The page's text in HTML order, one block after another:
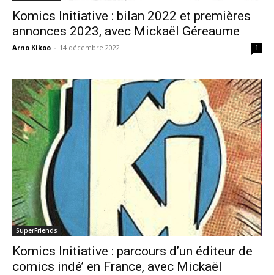
Komics Initiative : bilan 2022 et premières
annonces 2023, avec Mickaël Géreaume
Arno Kikoo - 14 décembre 2022 1
SuperFriends
Komics Initiative : parcours d’un éditeur de
comics indé’ en France, avec Mickaël